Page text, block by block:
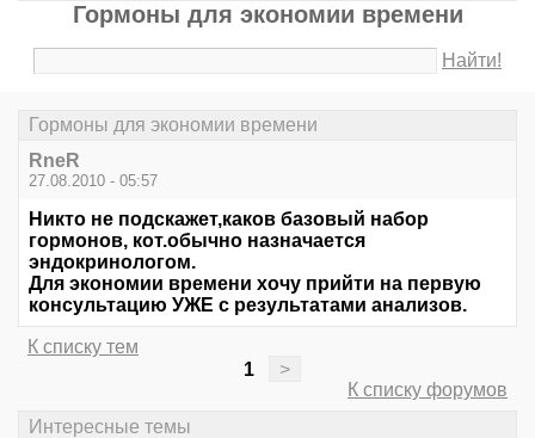
Гормоны для экономии времени
Найти!
Гормоны для экономии времени
RneR
27.08.2010 - 05:57
Никто не подскажет,каков базовый набор
гормонов, кот.обычно назначается
эндокринологом.
Для экономии времени хочу прийти на первую
консультацию УЖЕ с результатами анализов.
К списку тем
1
>
К списку форумов
Интересные темы